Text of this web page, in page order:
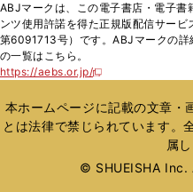
ABJマークは、この電子書店・電子書
ンツ使用許諾を得た正規版配信サー
第6091713号）です。ABJマークの
の一覧はこちら。
https://aebs.or.jp/
新
い
ウ
ィ
ウ
本ホームページに記載の文章・
とは法律で禁じられています。
属し
© SHUEISHA Inc.